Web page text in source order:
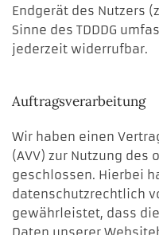
Endgerät des Nutzers
Sinne des TDDDG
jederzeit widerrufbar.
Auftragsverarbeitung
Wir haben einen
(AVV) zur Nutzung des
geschlossen. Hierbei
datenschutzrechtlich
gewährleistet, dass